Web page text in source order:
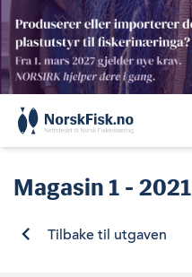
Skip
content
Magasin 1 - 2021
Tilbake til utgaven